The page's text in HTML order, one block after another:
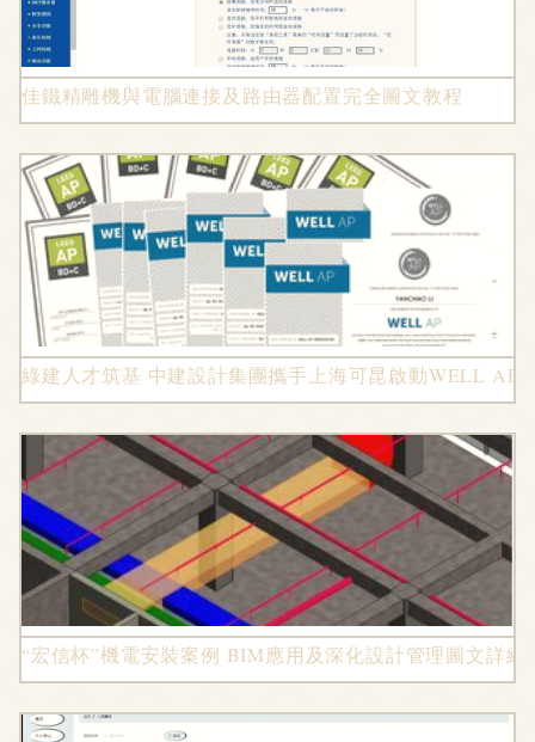
佳鐵精雕機與電腦連接及路由器配置完全圖文教程
綠建人才筑基 中建設計集團攜手上海可昆啟動WELL AP
“宏信杯”機電安裝案例 BIM應用及深化設計管理圖文詳細